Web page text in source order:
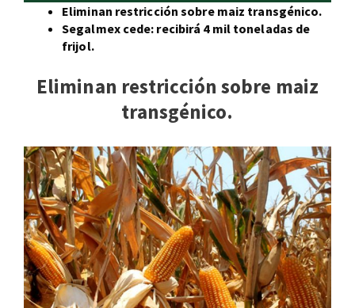
Eliminan restricción sobre maiz transgénico.
Segalmex cede: recibirá 4 mil toneladas de
frijol.
Eliminan restricción sobre maiz
transgénico.